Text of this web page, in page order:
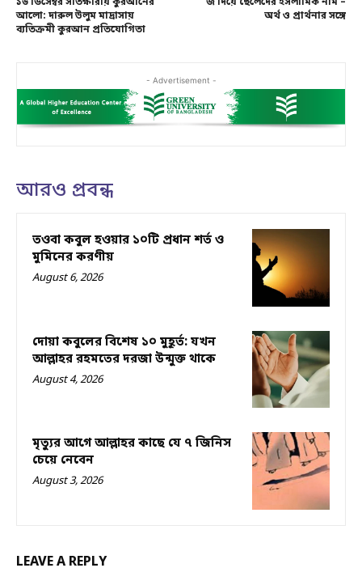
আলো: দারুল উলুম মাদ্রাসায়
ব্যতিক্রমী কুরআন প্রতিযোগিতা
অর্থ ও প্রার্থনার সঙ্গে
- Advertisement -
আরও প্রবন্ধ
তওবা কবুল হওয়ার ১০টি প্রধান শর্ত ও
মুমিনের করণীয়
August 6, 2026
দোয়া কবুলের বিশেষ ১০ মুহূর্ত: যখন
আল্লাহর রহমতের দরজা উন্মুক্ত থাকে
August 4, 2026
মৃত্যুর আগে আল্লাহর কাছে যে ৭ জিনিস
চেয়ে নেবেন
August 3, 2026
LEAVE A REPLY